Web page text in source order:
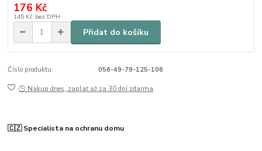
176 Kč
145 Kč bez DPH
Přidat do košíku
Číslo produktu: 056-49-79-125-106
🕒 Nakup dnes, zaplať až za 30 dní zdarma
🇨🇿 Specialista na ochranu domu